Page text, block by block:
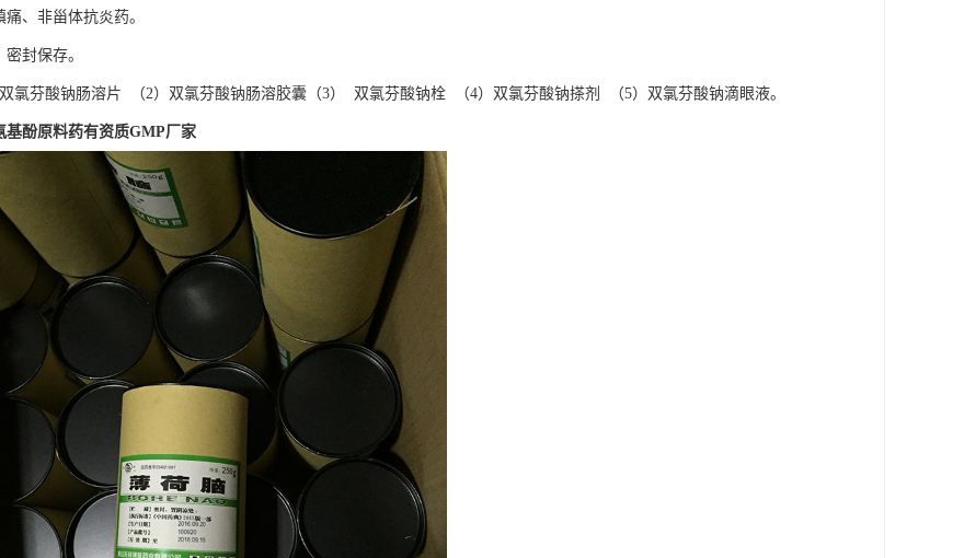
痛、非甾体抗炎药。
密封保存。
双氯芬酸钠肠溶片 （2）双氯芬酸钠肠溶胶囊（3） 双氯芬酸钠栓 （4）双氯芬酸钠搽剂 （5）双氯芬酸钠滴眼液。
基酚原料药有资质GMP厂家